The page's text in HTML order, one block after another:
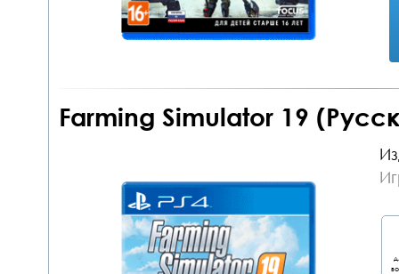
Farming Simulator 19